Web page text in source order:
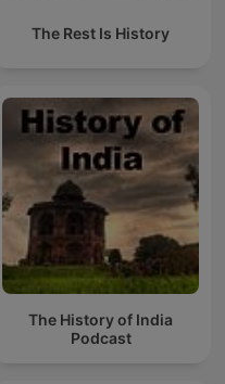
The Rest Is History
The History of India
Podcast